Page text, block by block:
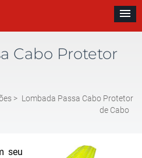
Cabo Protetor
> Lombada Passa Cabo Protetor
de Cabo
seu